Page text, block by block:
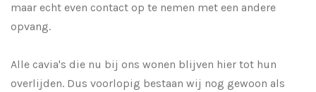
maar echt even contact op te nemen met een andere
opvang.
Alle cavia's die nu bij ons wonen blijven hier tot hun
overlijden. Dus voorlopig bestaan wij nog gewoon als